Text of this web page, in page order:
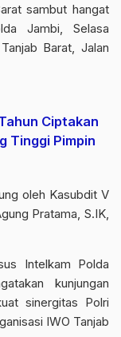
sambut hangat
Jambi, Selasa
Barat, Jalan
Ciptakan
Tinggi Pimpin
oleh Kasubdit V
Pratama, S.IK,
Intelkam Polda
kunjungan
sinergitas Polri
IWO Tanjab